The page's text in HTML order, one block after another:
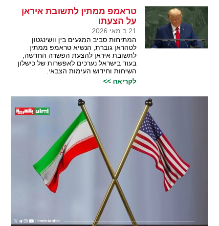
טראמפ ממתין לתשובת איראן
על הצעתו
21 ב מאי 2026
המתיחות סביב המגעים בין וושינגטון
לטהראן גוברת, הנשיא טראמפ ממתין
לתשובת איראן להצעת הפשרה החדשה,
בעוד בישראל נערכים לאפשרות של כישלון
השיחות וחידוש העימות הצבאי.
לקריאה >>